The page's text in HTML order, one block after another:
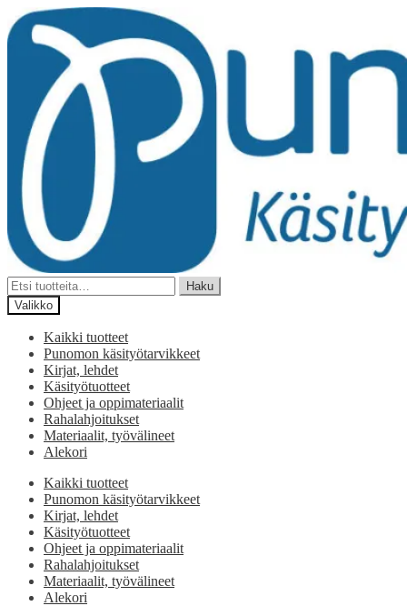
Siirry
navigointiin
Siirry
sisältöön
Etsi:
Haku
Valikko
Kaikki tuotteet
Punomon käsityötarvikkeet
Kirjat, lehdet
Käsityötuotteet
Ohjeet ja oppimateriaalit
Rahalahjoitukset
Materiaalit, työvälineet
Alekori
Kaikki tuotteet
Punomon käsityötarvikkeet
Kirjat, lehdet
Käsityötuotteet
Ohjeet ja oppimateriaalit
Rahalahjoitukset
Materiaalit, työvälineet
Alekori